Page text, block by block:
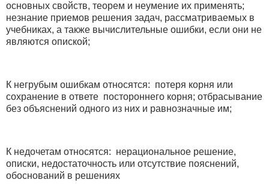
основных свойств, теорем и неумение их применять;
незнание приемов решения задач, рассматриваемых в
учебниках, а также вычислительные ошибки, если они не
являются опиской;
К негрубым ошибкам относятся: потеря корня или
сохранение в ответе постороннего корня; отбрасывание
без объяснений одного из них и равнозначные им;
К недочетам относятся: нерациональное решение,
описки, недостаточность или отсутствие пояснений,
обоснований в решениях